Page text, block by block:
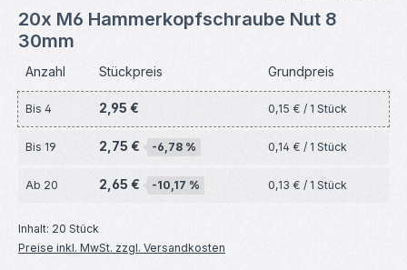
20x M6 Hammerkopfschraube Nut 8
30mm
Anzahl Stückpreis Grundpreis
Bis 4 2,95 € 0,15 € / 1 Stück
Bis 19 2,75 € -6,78 % 0,14 € / 1 Stück
Ab 20 2,65 € -10,17 % 0,13 € / 1 Stück
Inhalt: 20 Stück
Preise inkl. MwSt. zzgl. Versandkosten